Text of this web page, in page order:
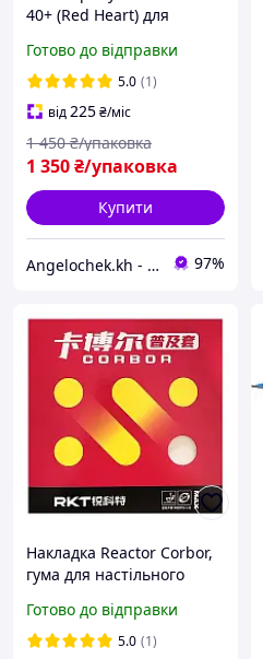
40+ (Red Heart) для
шт.)
Готово до відправки
5.0 (1)
від225₴/міс
1 350₴/упаковка
1 450 ₴/упаковка
Купити
Angelochek.kh - інтернет-магазин дитячих товарів та настільних ігор 97%
Накладка Reactor Corbor,
гума для настільного
Готово до відправки
5.0 (1)